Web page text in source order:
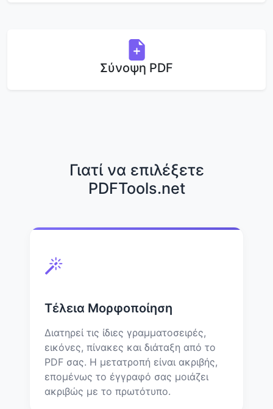
Σύνοψη PDF
Γιατί να επιλέξετε
PDFTools.net
Τέλεια Μορφοποίηση
Διατηρεί τις ίδιες γραμματοσειρές,
εικόνες, πίνακες και διάταξη από το
PDF σας. Η μετατροπή είναι ακριβής,
επομένως το έγγραφό σας μοιάζει
ακριβώς με το πρωτότυπο.